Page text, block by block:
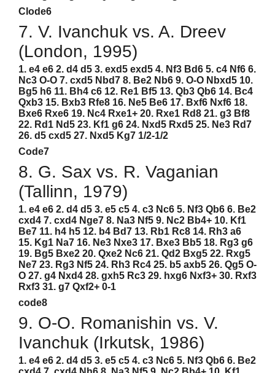
Clode6
7. V. Ivanchuk vs. A. Dreev
(London, 1995)
1. e4 e6 2. d4 d5 3. exd5 exd5 4. Nf3 Bd6 5. c4 Nf6 6.
Nc3 O-O 7. cxd5 Nbd7 8. Be2 Nb6 9. O-O Nbxd5 10.
Bg5 h6 11. Bh4 c6 12. Re1 Bf5 13. Qb3 Qb6 14. Bc4
Qxb3 15. Bxb3 Rfe8 16. Ne5 Be6 17. Bxf6 Nxf6 18.
Bxe6 Rxe6 19. Nc4 Rxe1+ 20. Rxe1 Rd8 21. g3 Bf8
22. Rd1 Nd5 23. Kf1 g6 24. Nxd5 Rxd5 25. Ne3 Rd7
26. d5 cxd5 27. Nxd5 Kg7 1/2-1/2
Code7
8. G. Sax vs. R. Vaganian
(Tallinn, 1979)
1. e4 e6 2. d4 d5 3. e5 c5 4. c3 Nc6 5. Nf3 Qb6 6. Be2
cxd4 7. cxd4 Nge7 8. Na3 Nf5 9. Nc2 Bb4+ 10. Kf1
Be7 11. h4 h5 12. b4 Bd7 13. Rb1 Rc8 14. Rh3 a6
15. Kg1 Na7 16. Ne3 Nxe3 17. Bxe3 Bb5 18. Rg3 g6
19. Bg5 Bxe2 20. Qxe2 Nc6 21. Qd2 Bxg5 22. Rxg5
Ne7 23. Rg3 Nf5 24. Rh3 Rc4 25. b5 axb5 26. Qg5 O-
O 27. g4 Nxd4 28. gxh5 Rc3 29. hxg6 Nxf3+ 30. Rxf3
Rxf3 31. g7 Qxf2+ 0-1
code8
9. O-O. Romanishin vs. V.
Ivanchuk (Irkutsk, 1986)
1. e4 e6 2. d4 d5 3. e5 c5 4. c3 Nc6 5. Nf3 Qb6 6. Be2